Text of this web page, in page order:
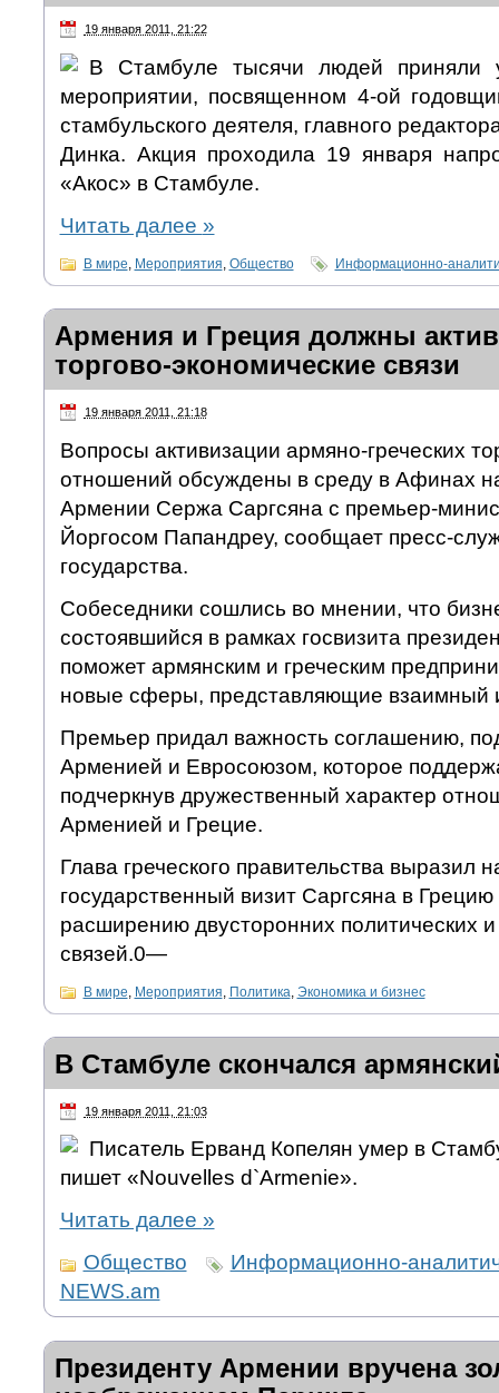
19 января 2011, 21:22
В Стамбуле тысячи людей приняли
мероприятии, посвященном 4-ой
стамбульского деятеля, главного
Динка. Акция проходила 19 января
«Акос» в Стамбуле.
Читать далее »
В мире, Мероприятия, Общество Информационно-
Армения и Греция должны
торгово-экономические связи
19 января 2011, 21:18
Вопросы активизации армяно-греческих
отношений обсуждены в среду в Афинах
Армении Сержа Саргсяна с премьер-
Йоргосом Папандреу, сообщает пресс-
государства.
Собеседники сошлись во мнении, что
состоявшийся в рамках госвизита
поможет армянским и греческим
новые сферы, представляющие взаимный
Премьер придал важность соглашению,
Арменией и Евросоюзом, которое
подчеркнув дружественный характер
Арменией и Грецие.
Глава греческого правительства выразил
государственный визит Саргсяна в Грецию
расширению двусторонних политических
связей.0—
В мире Мероприятия Политика Экономика и бизнес
В Стамбуле скончался
19 января 2011, 21:03
Писатель Ерванд Копелян умер в
пишет «Nouvelles d`Armenie».
Читать далее »
Общество
Информационно-
NEWS.am
Президенту Армении вручена